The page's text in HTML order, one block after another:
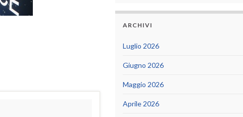
ARCHIVI
Luglio 2026
Giugno 2026
Maggio 2026
Aprile 2026